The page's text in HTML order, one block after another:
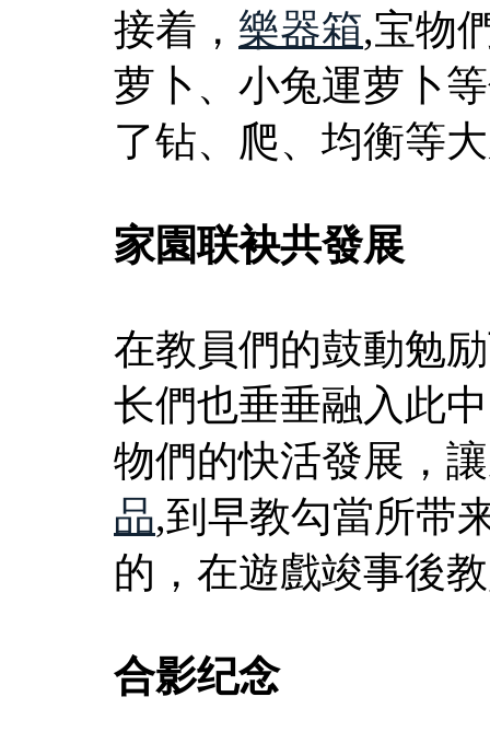
接着， 樂器箱,宝物
萝卜、小兔運萝卜
了钻、爬、均衡等
家園联袂共發展
在教員們的鼓動勉
长們也垂垂融入此
物們的快活發展，
品,到早教勾當所带
的，在遊戲竣事後
合影纪念